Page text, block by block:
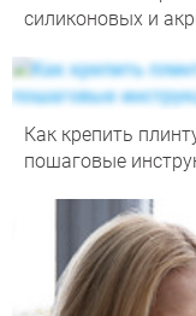
силиконовых и
Как крепить
пошаговые